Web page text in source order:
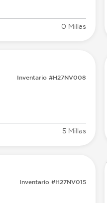
0 Millas
Inventario #H27NV008
5 Millas
Inventario #H27NV015